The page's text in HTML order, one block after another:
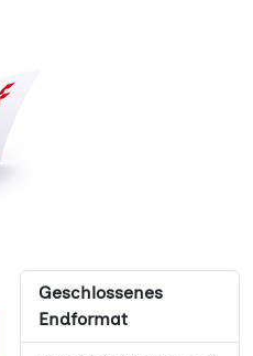
Geschlossenes
Endformat